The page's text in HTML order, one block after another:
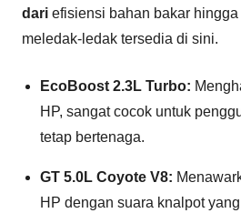
dari efisiensi bahan bakar
meledak-ledak tersedia di sini.
EcoBoost 2.3L Turbo:
HP, sangat cocok untuk
tetap bertenaga.
GT 5.0L Coyote V8:
HP dengan suara knalpot